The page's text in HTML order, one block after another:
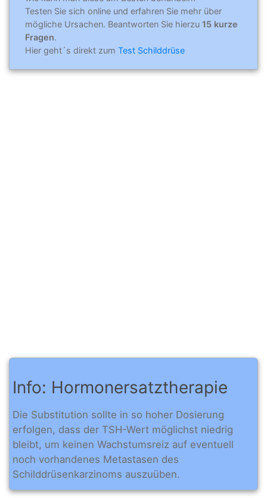
Testen Sie sich online und erfahren Sie mehr über
mögliche Ursachen. Beantworten Sie hierzu 15 kurze
Fragen.
Hier geht´s direkt zum Test Schilddrüse
Info: Hormonersatztherapie
Die Substitution sollte in so hoher Dosierung
erfolgen, dass der TSH-Wert möglichst niedrig
bleibt, um keinen Wachstumsreiz auf eventuell
noch vorhandenes Metastasen des
Schilddrüsenkarzinoms auszuüben.